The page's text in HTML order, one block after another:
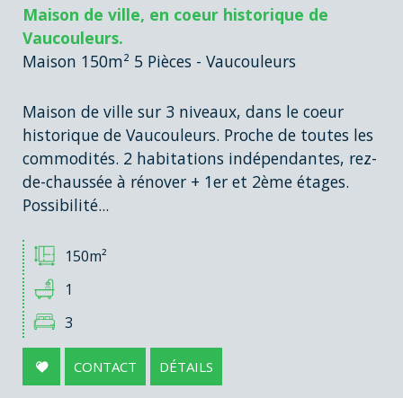
Maison de ville, en coeur historique de
Vaucouleurs.
Maison 150m² 5 Pièces - Vaucouleurs
Maison de ville sur 3 niveaux, dans le coeur
historique de Vaucouleurs. Proche de toutes les
commodités. 2 habitations indépendantes, rez-
de-chaussée à rénover + 1er et 2ème étages.
Possibilité...
150m²
1
3
CONTACT DÉTAILS